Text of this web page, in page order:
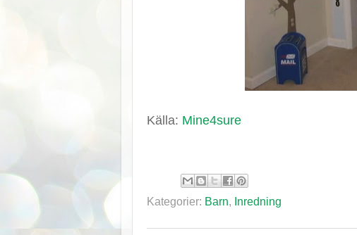
Källa: Mine4sure
Kategorier: Barn, Inredning